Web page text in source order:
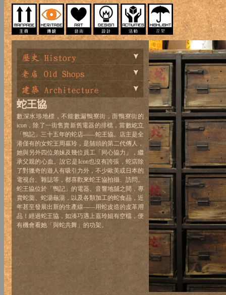
蛇王協
數深水埗地標，不能數漏鴨寮街，而鴨寮街的
icon，除了一街售賣新舊電器的排檔，當數屹立
「鴨記」三十五年的蛇店——蛇王協。店主是全
港僅有的女蛇王周嘉玲，是舖頭的第二代傳人，
她與另外四位弟妹及幾位員工「同心協力」，繼
承父親的心血。說它是Icon也沒有誇張，蛇店除
了對獵奇的遊人有吸引力外，不少歐美或日本的
電視台、雜誌等，都喜歡來蛇王協拍攝、訪問。
蛇王協位於「鴨記」的電器、音響地舖之間，專
賣蛇羹、蛇湯龜湯，以及各類加工的蛇食品，近
年甚至發展出新的生產線——用蛇皮造的皮革用
品！經過蛇王協，如湊巧遇上嘉玲姐有空檔，便
有機會看她「與蛇共舞」的功架。